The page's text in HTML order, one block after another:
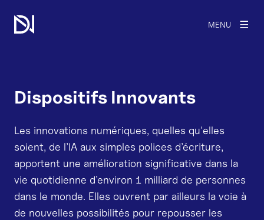
MENU
Dispositifs Innovants
Les innovations numériques, quelles qu'elles
soient, de l’IA aux simples polices d’écriture,
apportent une amélioration significative dans la
vie quotidienne d’environ 1 milliard de personnes
dans le monde. Elles ouvrent par ailleurs la voie à
de nouvelles possibilités pour repousser les